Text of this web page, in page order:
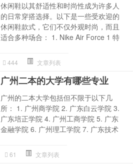
休闲鞋以其舒适性和时尚性成为许多人
的日常穿搭选择。以下是一些受欢迎的
休闲鞋款式，它们不仅外观时尚，而且
适合多种场合： 1. Nike Air Force 1 特
444 文章列表
广州二本的大学有哪些专业
广州的二本大学包括但不限于以下几
所： 1. 广州商学院 2. 广东白云学院 3.
广东培正学院 4. 广州工商学院 5. 广东
金融学院 6. 广州理工学院 7. 广东技术
61 文章列表